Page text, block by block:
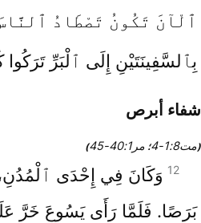
ٱلْآنَ تَكُونُ تَصْطَادُ
بِٱلسَّفِينَتَيْنِ إِلَى ٱلْبَرِّ
شفاء أبرص
( مت8‏:1‏-4 ؛ مر1‏:40‏-45 )
12 وَكَانَ فِي إِحْدَى
بَرَصًا. فَلَمَّا رَأَى يَسُوعَ خَرَّ